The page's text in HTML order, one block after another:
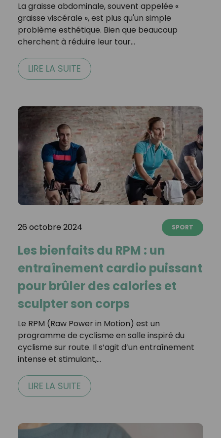
La graisse abdominale, souvent appelée «
graisse viscérale », est plus qu'un simple
problème esthétique. Bien que beaucoup
cherchent à réduire leur tour…
LIRE LA SUITE
26 octobre 2024 SPORT
Les bienfaits du RPM : un
entraînement cardio puissant
pour brûler des calories et
sculpter son corps
Le RPM (Raw Power in Motion) est un
programme de cyclisme en salle inspiré du
cyclisme sur route. Il s’agit d’un entraînement
intense et stimulant,…
LIRE LA SUITE